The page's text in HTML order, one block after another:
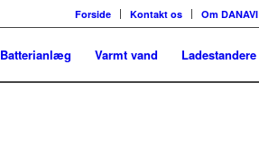
Forside Kontakt os Om DANAVI
Batterianlæg Varmt vand Ladestandere